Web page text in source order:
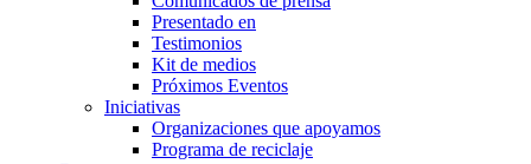
Presentado en
Testimonios
Kit de medios
Próximos Eventos
Iniciativas
Organizaciones que apoyamos
Programa de reciclaje